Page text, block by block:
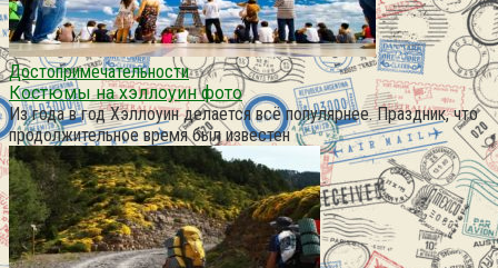
Достопримечательности
Костюмы на хэллоуин фото
Из года в год Хэллоуин делается всё популярнее. Праздник, что
продолжительное время был известен